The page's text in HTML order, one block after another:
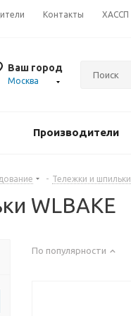
Контакты ХАССП
Ваш город
Москва
Производители
- Тележки и шпильки
WLBAKE
По популярности